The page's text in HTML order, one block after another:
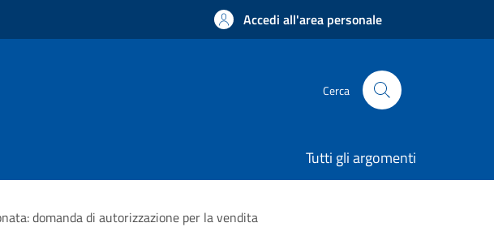
Accedi all'area personale
Cerca
Tutti gli argomenti
domanda di autorizzazione per la vendita